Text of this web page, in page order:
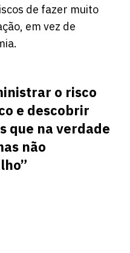
de fazer muito
em vez de
o risco
e descobrir
que na verdade
não